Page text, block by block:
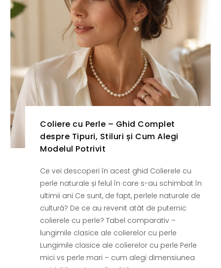
Coliere cu Perle – Ghid Complet
despre Tipuri, Stiluri și Cum Alegi
Modelul Potrivit
Ce vei descoperi în acest ghid Colierele cu
perle naturale și felul în care s-au schimbat în
ultimii ani Ce sunt, de fapt, perlele naturale de
cultură? De ce au revenit atât de puternic
colierele cu perle? Tabel comparativ –
lungimile clasice ale colierelor cu perle
Lungimile clasice ale colierelor cu perle Perle
mici vs perle mari – cum alegi dimensiunea